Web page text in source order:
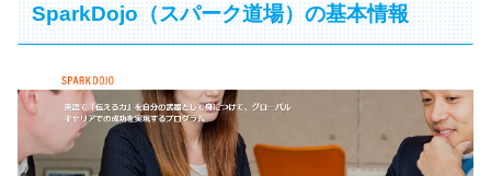
SparkDojo（スパーク道場）の基本情報